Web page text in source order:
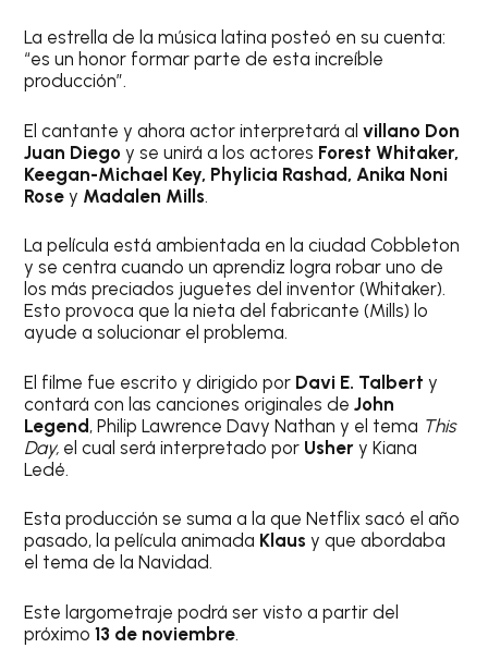
La estrella de la música latina posteó en su cuenta:
“es un honor formar parte de esta increíble
producción”.
El cantante y ahora actor interpretará al villano Don
Juan Diego y se unirá a los actores Forest Whitaker,
Keegan-Michael Key, Phylicia Rashad, Anika Noni
Rose y Madalen Mills.
La película está ambientada en la ciudad Cobbleton
y se centra cuando un aprendiz logra robar uno de
los más preciados juguetes del inventor (Whitaker).
Esto provoca que la nieta del fabricante (Mills) lo
ayude a solucionar el problema.
El filme fue escrito y dirigido por Davi E. Talbert y
contará con las canciones originales deJohn
Legend, Philip Lawrence Davy Nathan y el tema This
Day, el cual será interpretado por Usher y Kiana
Ledé.
Esta producción se suma a la que Netflix sacó el año
pasado, la película animada Klaus y que abordaba
el tema de la Navidad.
Este largometraje podrá ser visto a partir del
próximo13 de noviembre.